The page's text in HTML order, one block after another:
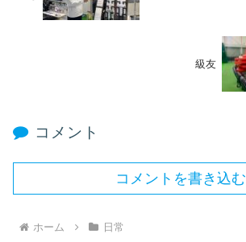
級友
コメント
コメントを書き込む
ホーム 日常